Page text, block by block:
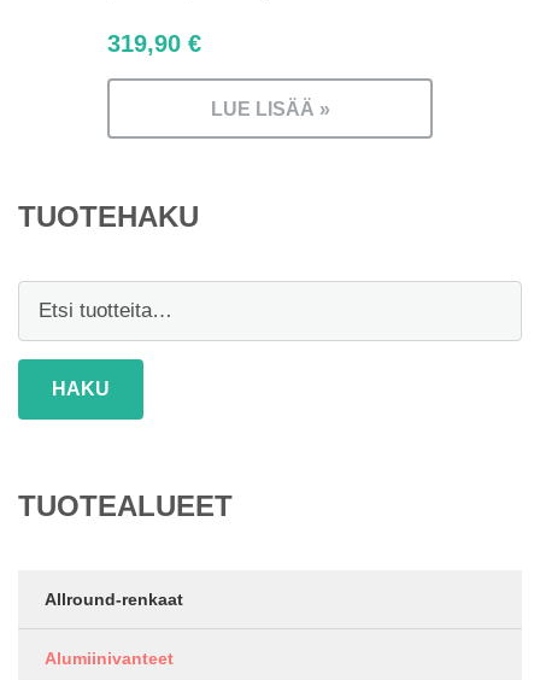
319,90 €
LUE LISÄÄ »
TUOTEHAKU
Etsi:
HAKU
TUOTEALUEET
Allround-renkaat
Alumiinivanteet